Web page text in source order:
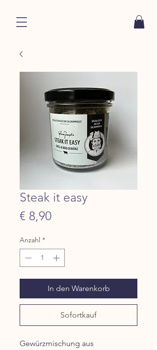
Steak it easy
€ 8,90Preis
Anzahl *
In den Warenkorb
Sofortkauf
Gewürzmischung aus